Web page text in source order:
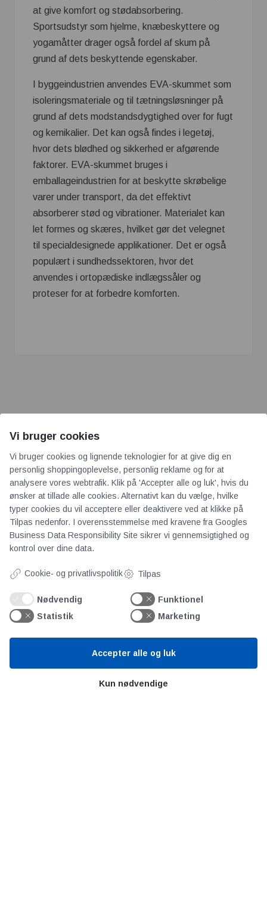
at give komfort og stødabsorbering.
Sportsudstyr som hjelme, knæbeskyttere og
yogamåtter drager også fordel af skum på
grund af dets beskyttende egenskaber.
I byggeindustrien anvendes EVA-skummet som
isoleringsmateriale og til tætningsløsninger på
grund af dets modstandsdygtighed over for fugt
og kemikalier. Det kan også findes i legetøj,
hvor dets blødhed og sikkerhed er afgørende
faktorer. EVA-skummet bruges i
emballageindustrien for at beskytte skrøbelige
varer under transport, da det effektivt
absorberer stød og vibrationer. Materialet kan
let formes og skæres, hvilket gør det velegnet
til specialdesignede applikationer. Det er også
populært i sundhedssektoren, hvor det
anvendes i ortopædiske indlægssåler og
proteser for at forbedre komforten.
AOT
Om os
Priser
Kontakt
Persondata
Videncentre
Teknologisk Institut
Bitva
Videncentre
Vi bruger cookies
Vi bruger cookies og lignende teknologier for at give dig en
personlig shoppingoplevelse, personlig reklame og for at
analysere vores webtrafik. Klik på 'Accepter alle og luk', hvis du
ønsker at tillade alle cookies. Alternativt kan du vælge, hvilke
typer cookies du vil acceptere eller deaktivere ved at klikke på
Tilpas nedenfor. I overensstemmelse med kravene fra Googles
Business Data Responsibility Site sikrer vi gennemsigtighed og
kontrol over dine data.
Cookie- og privatlivspolitik Tilpas
Nødvendig
Funktionel
Statistik
Marketing
Kun nødvendige
Accepter alle og luk